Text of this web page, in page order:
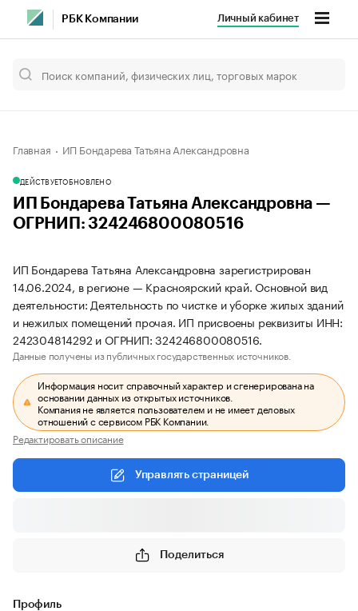
РБК Компании Личный кабинет
Главная ИП Бондарева Татьяна Александровна
ДЕЙСТВУЕТОБНОВЛЕНО
ИП Бондарева Татьяна Александровна —
ОГРНИП: 324246800080516
ИП Бондарева Татьяна Александровна зарегистрирован
14.06.2024, в регионе — Красноярский край. Основной вид
деятельности: Деятельность по чистке и уборке жилых зданий
и нежилых помещений прочая. ИП присвоены реквизиты ИНН:
242304814292 и ОГРНИП: 324246800080516.
Данные получены из публичных государственных источников.
Информация носит справочный характер и сгенерирована на
основании данных из открытых источников.
Компания не является пользователем и не имеет деловых
отношений с сервисом РБК Компании.
Редактировать описание
Управлять страницей
Поделиться
Профиль